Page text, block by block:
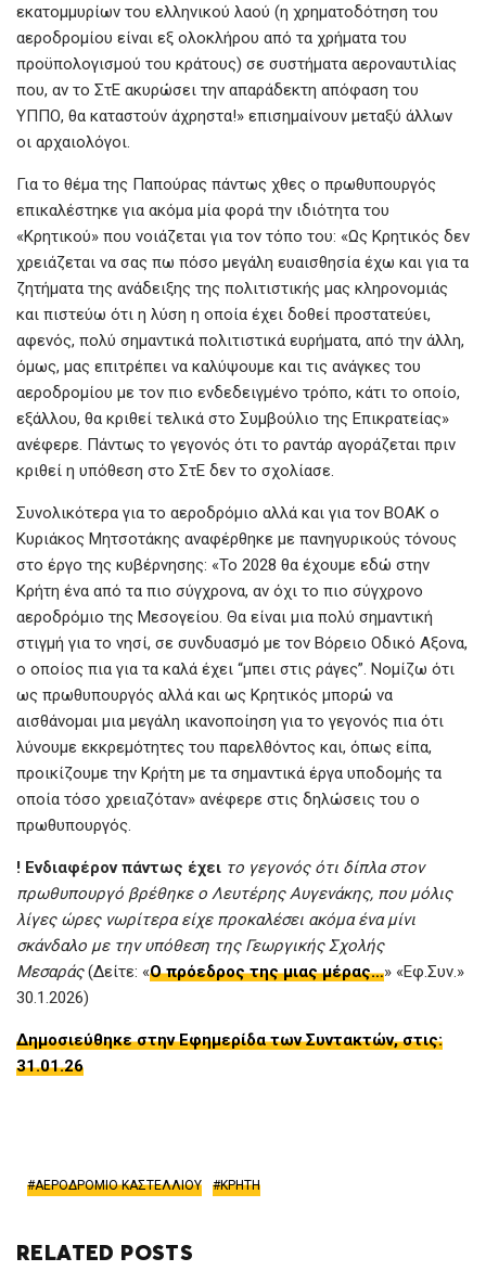
εκατομμυρίων του ελληνικού λαού (η χρηματοδότηση του
αεροδρομίου είναι εξ ολοκλήρου από τα χρήματα του
προϋπολογισμού του κράτους) σε συστήματα αεροναυτιλίας
που, αν το ΣτΕ ακυρώσει την απαράδεκτη απόφαση του
ΥΠΠΟ, θα καταστούν άχρηστα!» επισημαίνουν μεταξύ άλλων
οι αρχαιολόγοι.
Για το θέμα της Παπούρας πάντως χθες ο πρωθυπουργός
επικαλέστηκε για ακόμα μία φορά την ιδιότητα του
«Κρητικού» που νοιάζεται για τον τόπο του: «Ως Κρητικός δεν
χρειάζεται να σας πω πόσο μεγάλη ευαισθησία έχω και για τα
ζητήματα της ανάδειξης της πολιτιστικής μας κληρονομιάς
και πιστεύω ότι η λύση η οποία έχει δοθεί προστατεύει,
αφενός, πολύ σημαντικά πολιτιστικά ευρήματα, από την άλλη,
όμως, μας επιτρέπει να καλύψουμε και τις ανάγκες του
αεροδρομίου με τον πιο ενδεδειγμένο τρόπο, κάτι το οποίο,
εξάλλου, θα κριθεί τελικά στο Συμβούλιο της Επικρατείας»
ανέφερε. Πάντως το γεγονός ότι το ραντάρ αγοράζεται πριν
κριθεί η υπόθεση στο ΣτΕ δεν το σχολίασε.
Συνολικότερα για το αεροδρόμιο αλλά και για τον ΒΟΑΚ ο
Κυριάκος Μητσοτάκης αναφέρθηκε με πανηγυρικούς τόνους
στο έργο της κυβέρνησης: «Το 2028 θα έχουμε εδώ στην
Κρήτη ένα από τα πιο σύγχρονα, αν όχι το πιο σύγχρονο
αεροδρόμιο της Μεσογείου. Θα είναι μια πολύ σημαντική
στιγμή για το νησί, σε συνδυασμό με τον Βόρειο Οδικό Αξονα,
ο οποίος πια για τα καλά έχει “μπει στις ράγες”. Νομίζω ότι
ως πρωθυπουργός αλλά και ως Κρητικός μπορώ να
αισθάνομαι μια μεγάλη ικανοποίηση για το γεγονός πια ότι
λύνουμε εκκρεμότητες του παρελθόντος και, όπως είπα,
προικίζουμε την Κρήτη με τα σημαντικά έργα υποδομής τα
οποία τόσο χρειαζόταν» ανέφερε στις δηλώσεις του ο
πρωθυπουργός.
! Ενδιαφέρον πάντως έχει το γεγονός ότι δίπλα στον
πρωθυπουργό βρέθηκε ο Λευτέρης Αυγενάκης, που μόλις
λίγες ώρες νωρίτερα είχε προκαλέσει ακόμα ένα μίνι
σκάνδαλο με την υπόθεση της Γεωργικής Σχολής
Μεσαράς(Δείτε: «Ο πρόεδρος της μιας μέρας…» «Εφ.Συν.»
30.1.2026)
Δημοσιεύθηκε στην Εφημερίδα των Συντακτών, στις:
31.01.26
ΑΕΡΟΔΡΟΜΙΟ ΚΑΣΤΕΛΛΙΟΥ ΚΡΗΤΗ
RELATED POSTS